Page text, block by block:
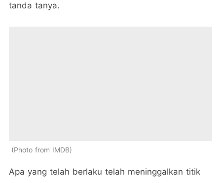
tanda tanya.
Photo from IMDB
Apa yang telah berlaku telah meninggalkan titik